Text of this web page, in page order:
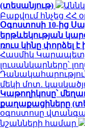
(տեսանյութ)
Բաքվում հնչեց ՀՀ
Օգոստոսի 10-ից
երթևեկության
ռուս կինը փորձել
Հասմիկ
լուսանկարները՝
մեկի մոտ.
Կաթողիկոսը՝
քաղաքացիները
օգոստոսը
նշանների համար